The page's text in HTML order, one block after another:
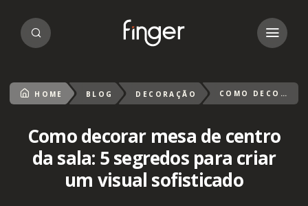
HOME BLOG DECORAÇÃO COMO DECORAR MESA DE CENTRO DA SALA: 5 SEGREDOS PARA CRIAR UM VISUAL SOFISTICADO
Como decorar mesa de centro
da sala: 5 segredos para criar
um visual sofisticado